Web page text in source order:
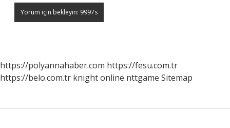
https://polyannahaber.com https://fesu.com.tr
https://belo.com.tr knight online nttgame Sitemap